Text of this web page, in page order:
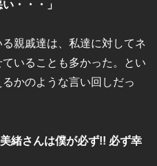
・・・」
親戚達は、私達に対してネ
いることも多かった。とい
かのような言い回しだっ
緒さんは僕が必ず!! 必ず幸